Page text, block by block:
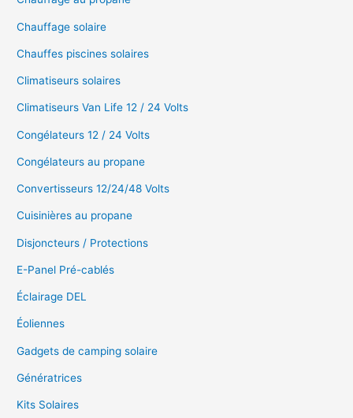
Chauffage solaire
Chauffes piscines solaires
Climatiseurs solaires
Climatiseurs Van Life 12 / 24 Volts
Congélateurs 12 / 24 Volts
Congélateurs au propane
Convertisseurs 12/24/48 Volts
Cuisinières au propane
Disjoncteurs / Protections
E-Panel Pré-cablés
Éclairage DEL
Éoliennes
Gadgets de camping solaire
Génératrices
Kits Solaires